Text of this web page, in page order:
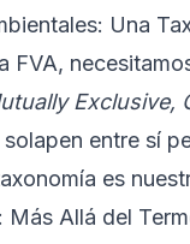
Una
FVA,
Exclusive,
entre sí
es
Más Allá del